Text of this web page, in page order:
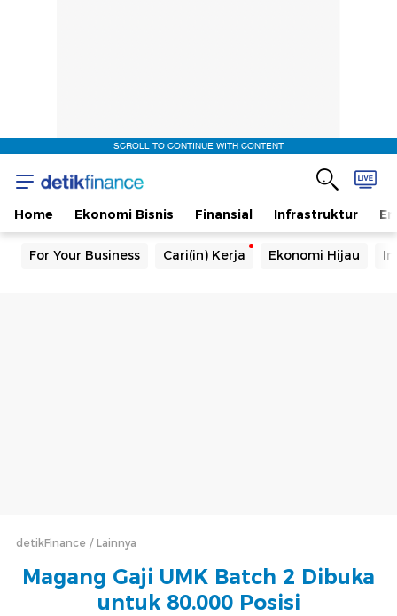
SCROLL TO CONTINUE WITH CONTENT
Home Ekonomi Bisnis Finansial Infrastruktur
For Your Business Cari(in) Kerja Ekonomi Hijau
detikFinance Lainnya
Magang Gaji UMK Batch 2 Dibuka
untuk 80.000 Posisi